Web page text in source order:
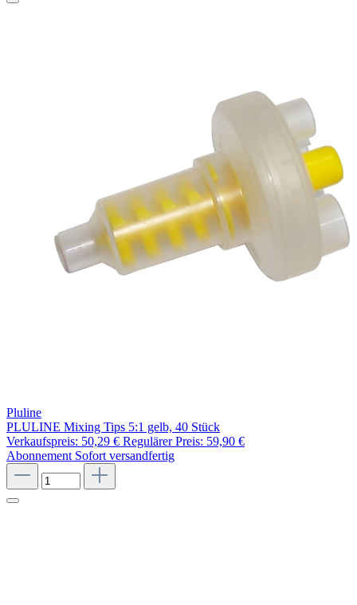
Pluline
PLULINE Mixing Tips 5:1 gelb, 40 Stück
Verkaufspreis: 50,29 € Regulärer Preis: 59,90 €
Abonnement Sofort versandfertig